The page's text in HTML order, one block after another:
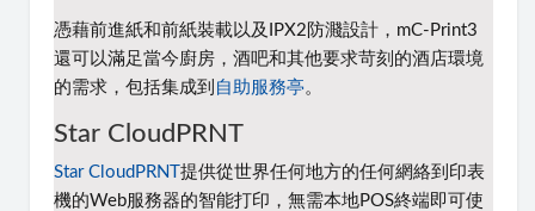
憑藉前進紙和前紙裝載以及IPX2防濺設計，mC-Print3
還可以滿足當今廚房，酒吧和其他要求苛刻的酒店環境
的需求，包括集成到 自助服務亭。
Star CloudPRNT
Star CloudPRNT 提供從世界任何地方的任何網絡到印表
機的Web服務器的智能打印，無需本地POS終端即可使